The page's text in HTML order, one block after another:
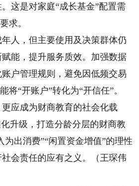
这是对家庭“成长基金”配置需
求。
人，但主要使用及决策群体仍
能，提升服务质效。加强数据
户管理规则，避免因低频交易
“开账户”转化为“开信任”。
应成为财商教育的社会化载
升级，打造分龄分层的财商教
出消费”“闲置资金增值”的理性
会责任的应有之义。（王琛伟